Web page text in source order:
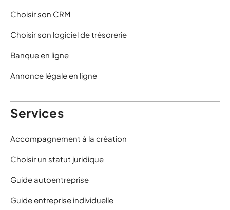
Choisir son CRM
Choisir son logiciel de trésorerie
Banque en ligne
Annonce légale en ligne
Services
Accompagnement à la création
Choisir un statut juridique
Guide autoentreprise
Guide entreprise individuelle